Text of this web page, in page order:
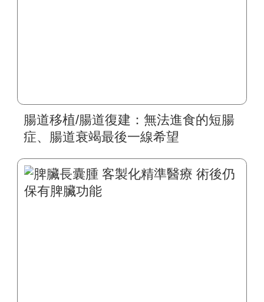
腸道移植/腸道復建：無法進食的短腸
症、腸道衰竭最後一線希望